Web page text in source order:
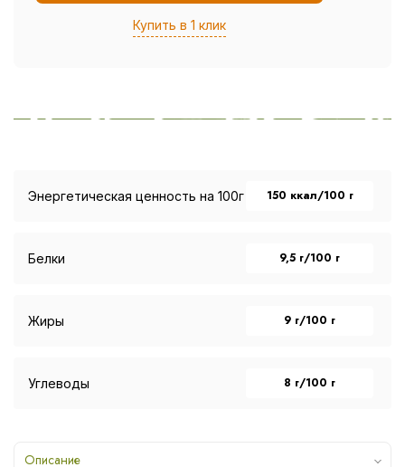
Купить в 1 клик
Энергетическая ценность на 100г 150 ккал/100 г
Белки 9,5 г/100 г
Жиры 9 г/100 г
Углеводы 8 г/100 г
Описание